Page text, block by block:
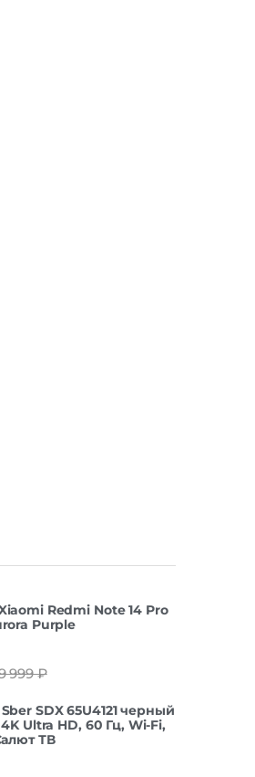
Redmi Note 14 Pro
Purple
999₽
SDX 65U4121 черный
Ultra HD, 60 Гц, Wi-Fi,
ТВ